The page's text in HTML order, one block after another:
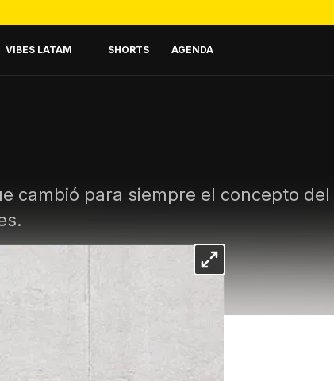
VIBES LATAM SHORTS AGENDA
cambió para siempre el concepto